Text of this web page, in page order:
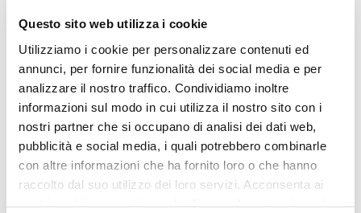
Questo sito web utilizza i cookie
Utilizziamo i cookie per personalizzare contenuti ed
annunci, per fornire funzionalità dei social media e per
analizzare il nostro traffico. Condividiamo inoltre
informazioni sul modo in cui utilizza il nostro sito con i
nostri partner che si occupano di analisi dei dati web,
pubblicità e social media, i quali potrebbero combinarle
con altre informazioni che ha fornito loro o che hanno
raccolto dal suo utilizzo dei loro servizi. Acconsenta ai
nostro negozio non saranno disponibili per la
da OTTICA DIOPTER
Showing the single result